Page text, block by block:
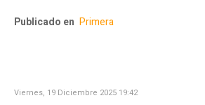
Publicado en Primera
Viernes, 19 Diciembre 2025 19:42